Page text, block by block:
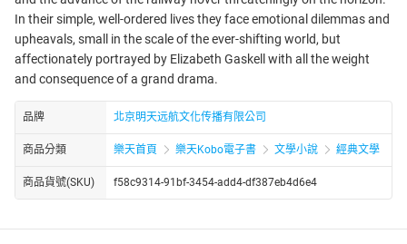
In their simple, well-ordered lives they face emotional dilemmas and
upheavals, small in the scale of the ever-shifting world, but
affectionately portrayed by Elizabeth Gaskell with all the weight
and consequence of a grand drama.
品牌 北京明天远航文化传播有限公司
商品分類 樂天首頁 樂天Kobo電子書 文學小說 經典文學
商品貨號(SKU) f58c9314-91bf-3454-add4-df387eb4d6e4